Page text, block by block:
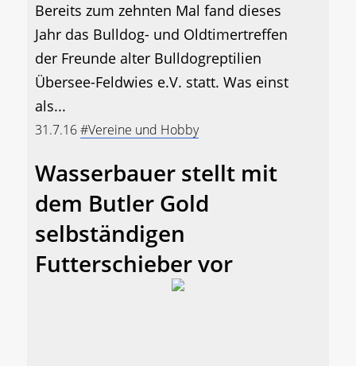
Bereits zum zehnten Mal fand dieses
Jahr das Bulldog- und Oldtimertreffen
der Freunde alter Bulldogreptilien
Übersee-Feldwies e.V. statt. Was einst
als...
31.7.16#Vereine und Hobby
Wasserbauer stellt mit
dem Butler Gold
selbständigen
Futterschieber vor